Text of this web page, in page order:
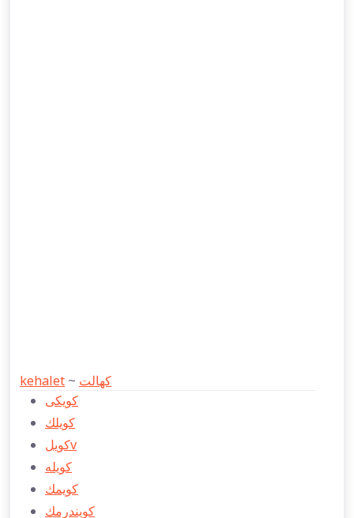
kehalet ~ كهالت
كويكی
كويلك
كويلv
كويله
كويمك
كويندرمك